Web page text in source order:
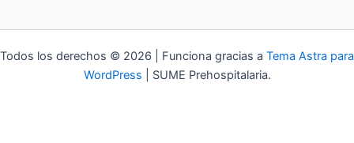
Todos los derechos © 2026 | Funciona gracias a Tema Astra para
WordPress | SUME Prehospitalaria.